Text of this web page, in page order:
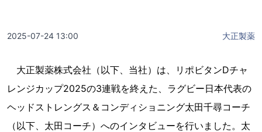
2025-07-24 13:00 大正製薬
大正製薬株式会社（以下、当社）は、リポビタンDチャ
レンジカップ2025の3連戦を終えた、ラグビー日本代表の
ヘッドストレングス＆コンディショニング太田千尋コーチ
（以下、太田コーチ）へのインタビューを行いました。太